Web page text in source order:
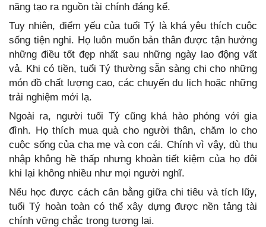
năng tạo ra nguồn tài chính đáng kể.
Tuy nhiên, điểm yếu của tuổi Tý là khá yêu thích cuộc
sống tiện nghi. Họ luôn muốn bản thân được tận hưởng
những điều tốt đẹp nhất sau những ngày lao động vất
vả. Khi có tiền, tuổi Tý thường sẵn sàng chi cho những
món đồ chất lượng cao, các chuyến du lịch hoặc những
trải nghiệm mới lạ.
Ngoài ra, người tuổi Tý cũng khá hào phóng với gia
đình. Họ thích mua quà cho người thân, chăm lo cho
cuộc sống của cha mẹ và con cái. Chính vì vậy, dù thu
nhập không hề thấp nhưng khoản tiết kiệm của họ đôi
khi lại không nhiều như mọi người nghĩ.
Nếu học được cách cân bằng giữa chi tiêu và tích lũy,
tuổi Tý hoàn toàn có thể xây dựng được nền tảng tài
chính vững chắc trong tương lai.